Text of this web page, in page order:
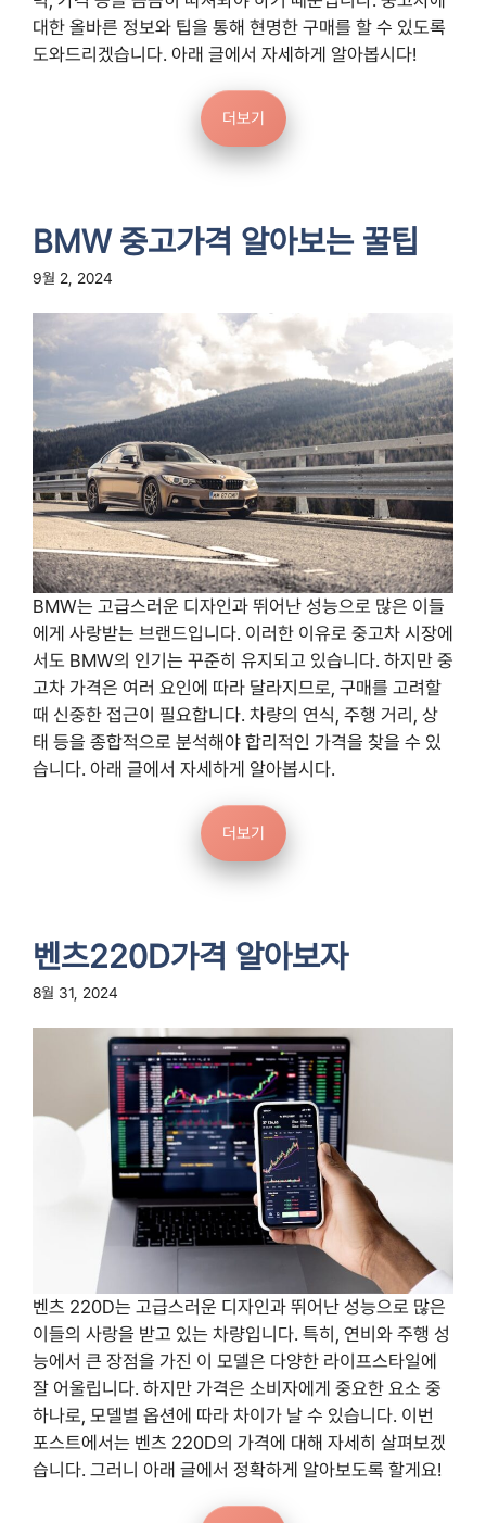
대한 올바른 정보와 팁을 통해 현명한 구매를 할 수 있도록
도와드리겠습니다. 아래 글에서 자세하게 알아봅시다!
더보기
BMW 중고가격 알아보는 꿀팁
9월 2, 2024
BMW는 고급스러운 디자인과 뛰어난 성능으로 많은 이들
에게 사랑받는 브랜드입니다. 이러한 이유로 중고차 시장에
서도 BMW의 인기는 꾸준히 유지되고 있습니다. 하지만 중
고차 가격은 여러 요인에 따라 달라지므로, 구매를 고려할
때 신중한 접근이 필요합니다. 차량의 연식, 주행 거리, 상
태 등을 종합적으로 분석해야 합리적인 가격을 찾을 수 있
습니다. 아래 글에서 자세하게 알아봅시다.
더보기
벤츠220D가격 알아보자
8월 31, 2024
벤츠 220D는 고급스러운 디자인과 뛰어난 성능으로 많은
이들의 사랑을 받고 있는 차량입니다. 특히, 연비와 주행 성
능에서 큰 장점을 가진 이 모델은 다양한 라이프스타일에
잘 어울립니다. 하지만 가격은 소비자에게 중요한 요소 중
하나로, 모델별 옵션에 따라 차이가 날 수 있습니다. 이번
포스트에서는 벤츠 220D의 가격에 대해 자세히 살펴보겠
습니다. 그러니 아래 글에서 정확하게 알아보도록 할게요!